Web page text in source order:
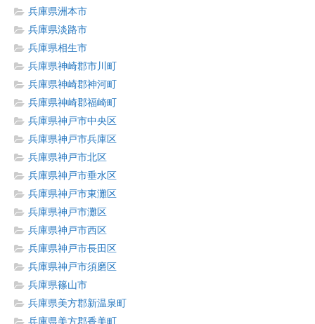
兵庫県洲本市
兵庫県淡路市
兵庫県相生市
兵庫県神崎郡市川町
兵庫県神崎郡神河町
兵庫県神崎郡福崎町
兵庫県神戸市中央区
兵庫県神戸市兵庫区
兵庫県神戸市北区
兵庫県神戸市垂水区
兵庫県神戸市東灘区
兵庫県神戸市灘区
兵庫県神戸市西区
兵庫県神戸市長田区
兵庫県神戸市須磨区
兵庫県篠山市
兵庫県美方郡新温泉町
兵庫県美方郡香美町